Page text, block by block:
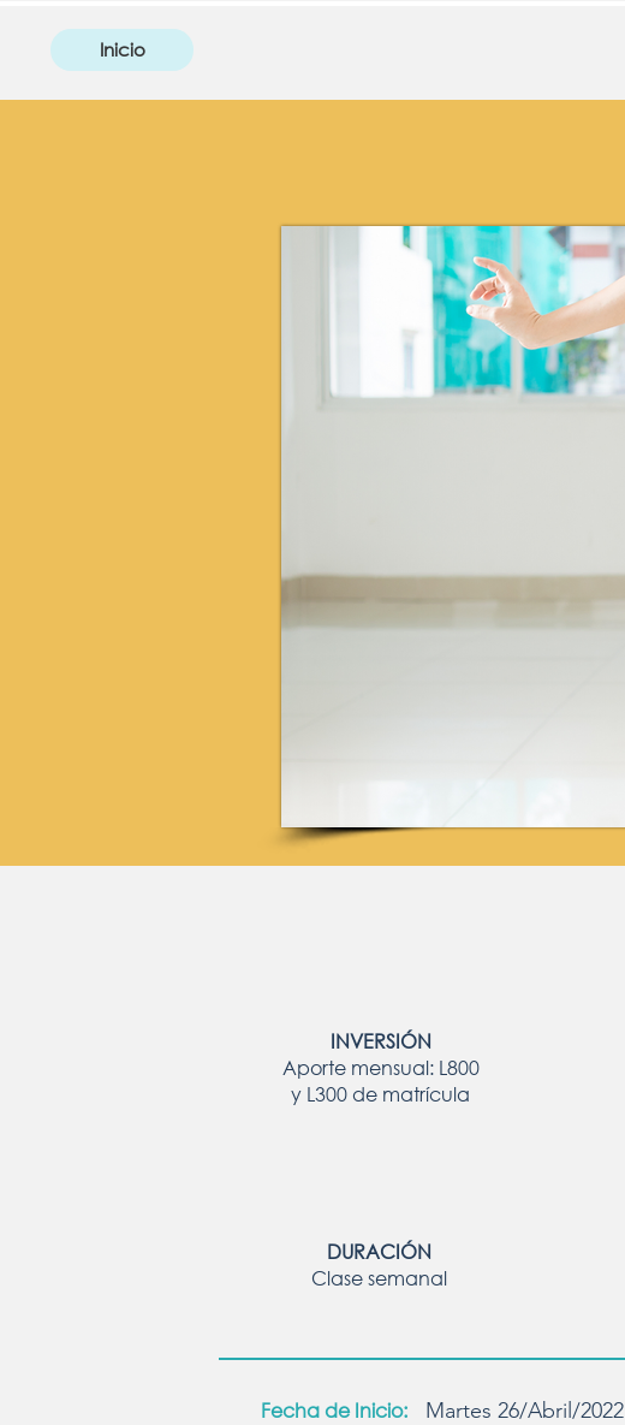
Inicio
INVERSIÓN
Aporte mensual: L800
y L300 de matrícula
DURACIÓN
Clase semanal
Fecha de Inicio: Martes 26/Abril/2022